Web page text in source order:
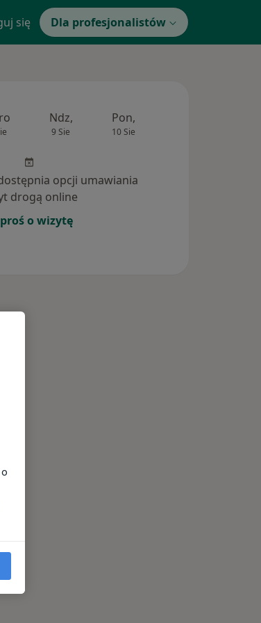
się Dla profesjonalistów
Ndz,
9 Sie
Pon,
10 Sie
opcji umawiania
drogą online
o wizytę